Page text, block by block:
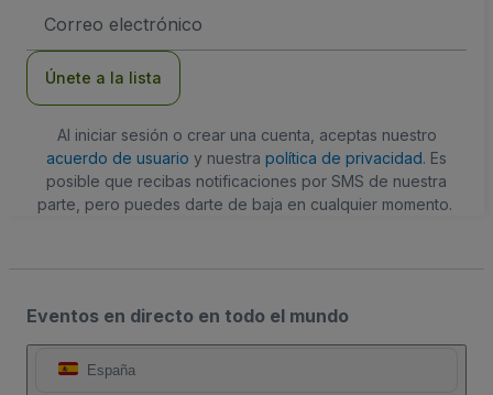
de
Únete a la lista
Al iniciar sesión o crear una cuenta, aceptas nuestro
acuerdo de usuario y nuestra política de privacidad. Es
posible que recibas notificaciones por SMS de nuestra
parte, pero puedes darte de baja en cualquier momento.
Eventos en directo en todo el mundo
España